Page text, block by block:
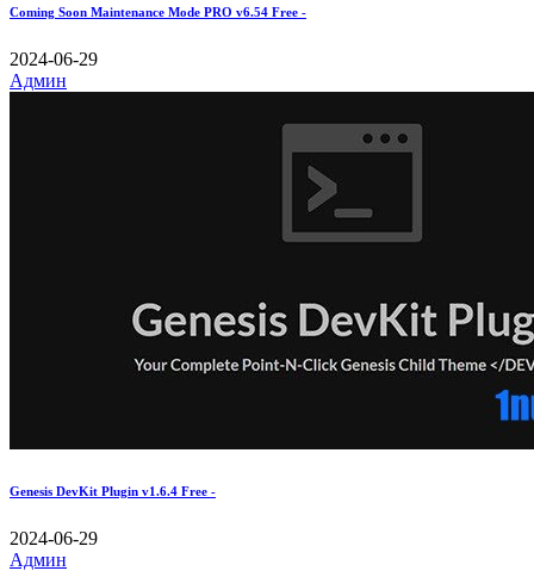
Coming Soon Maintenance Mode PRO v6.54 Free -
2024-06-29
Админ
Genesis DevKit Plugin v1.6.4 Free -
2024-06-29
Админ